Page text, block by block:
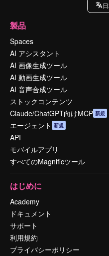
製品
Spaces
AI アシスタント
AI 画像生成ツール
AI 動画生成ツール
AI 音声合成ツール
ストックコンテンツ
Claude/ChatGPT向けMCP 新規
エージェント 新規
API
モバイルアプリ
すべてのMagnificツール
はじめに
Academy
ドキュメント
サポート
利用規約
プライバシーポリシー